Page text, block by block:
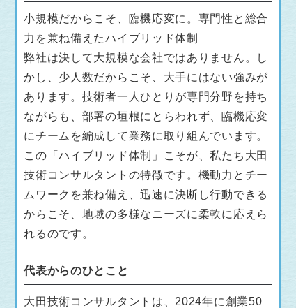
小規模だからこそ、臨機応変に。専門性と総合
力を兼ね備えたハイブリッド体制
弊社は決して大規模な会社ではありません。し
かし、少人数だからこそ、大手にはない強みが
あります。技術者一人ひとりが専門分野を持ち
ながらも、部署の垣根にとらわれず、臨機応変
にチームを編成して業務に取り組んでいます。
この「ハイブリッド体制」こそが、私たち大田
技術コンサルタントの特徴です。機動力とチー
ムワークを兼ね備え、迅速に決断し行動できる
からこそ、地域の多様なニーズに柔軟に応えら
れるのです。
代表からのひとこと
大田技術コンサルタントは、2024年に創業50